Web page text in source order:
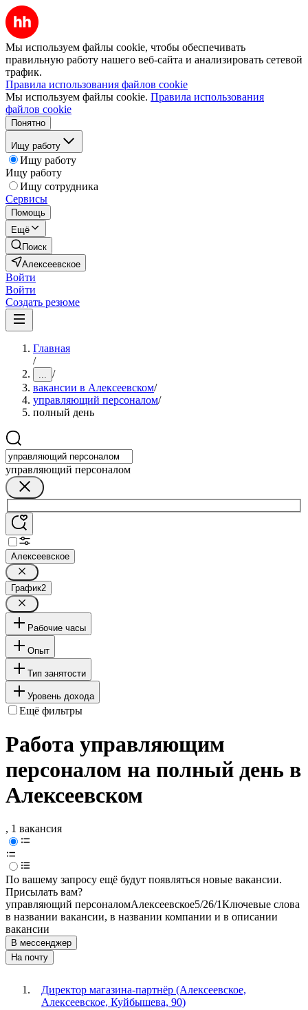
Мы используем файлы cookie, чтобы обеспечивать
правильную работу нашего веб-сайта и анализировать сетевой
трафик.
Правила использования файлов cookie
Мы используем файлы cookie. Правила использования
файлов cookie
Понятно
Ищу работу
Ищу работу
Ищу работу
Ищу сотрудника
Сервисы
Помощь
Ещё
Поиск
Алексеевское
Войти
Войти
Создать резюме
Главная
/
... /
вакансии в Алексеевском/
управляющий персоналом/
полный день
управляющий персоналом
Алексеевское
График2
Рабочие часы
Опыт
Тип занятости
Уровень дохода
Ещё фильтры
Работа управляющим
персоналом на полный день в
Алексеевском
, 1 вакансия
По вашему запросу ещё будут появляться новые вакансии.
Присылать вам?
управляющий персоналомАлексеевское5/26/1Ключевые слова
в названии вакансии, в названии компании и в описании
вакансии
В мессенджер
На почту
Директор магазина-партнёр (Алексеевское,
Алексеевское, Куйбышева, 90)